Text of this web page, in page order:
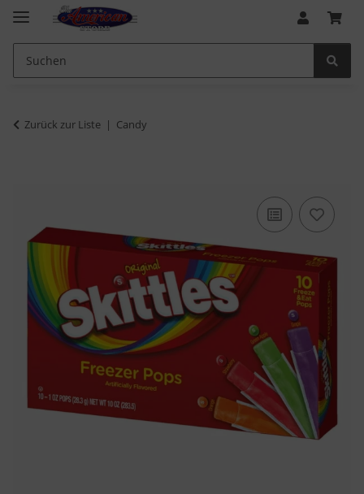
Zurück zur Liste Candy